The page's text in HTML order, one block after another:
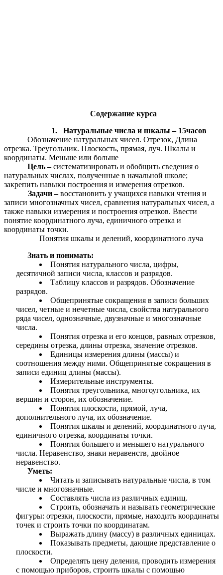
Содержание курса
1. Натуральные числа и шкалы – 15часов
Обозначение натуральных чисел. Отрезок, Длина
отрезка. Треугольник. Плоскость, прямая, луч. Шкалы и
координаты. Меньше или больше
Цель –систематизировать и обобщить сведения о
натуральных числах, полученные в начальной школе;
закрепить навыки построения и измерения отрезков.
Задачи –восстановить у учащихся навыки чтения и
записи многозначных чисел, сравнения натуральных чисел, а
также навыки измерения и построения отрезков. Ввести
понятие координатного луча, единичного отрезка и
координаты точки.
Понятия шкалы и делений, координатного луча
Знать и понимать:
Понятия натурального числа, цифры,
десятичной записи числа, классов и разрядов.
Таблицу классов и разрядов. Обозначение
разрядов.
Общепринятые сокращения в записи больших
чисел, четные и нечетные числа, свойства натурального
ряда чисел, однозначные, двузначные и многозначные
числа.
Понятия отрезка и его концов, равных отрезков,
середины отрезка, длины отрезка, значение отрезков.
Единицы измерения длины (массы) и
соотношения между ними. Общепринятые сокращения в
записи единиц длины (массы).
Измерительные инструменты.
Понятия треугольника, многоугольника, их
вершин и сторон, их обозначение.
Понятия плоскости, прямой, луча,
дополнительного луча, их обозначение.
Понятия шкалы и делений, координатного луча,
единичного отрезка, координаты точки.
Понятия большего и меньшего натурального
числа. Неравенство, знаки неравенств, двойное
неравенство.
Уметь:
Читать и записывать натуральные числа, в том
числе и многозначные.
Составлять числа из различных единиц.
Строить, обозначать и называть геометрические
фигуры: отрезки, плоскости, прямые, находить координаты
точек и строить точки по координатам.
Выражать длину (массу) в различных единицах.
Показывать предметы, дающие представление о
плоскости.
Определять цену деления, проводить измерения
с помощью приборов, строить шкалы с помощью